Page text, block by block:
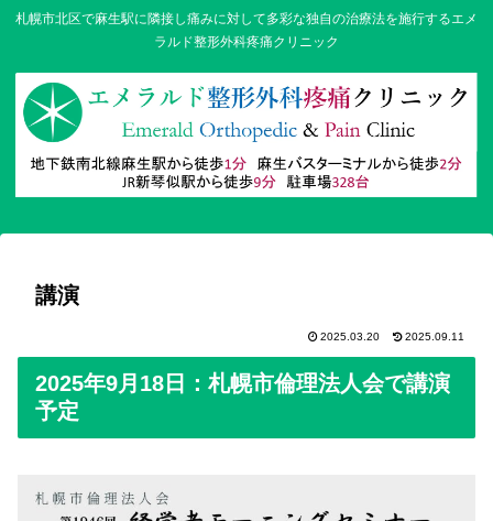
札幌市北区で麻生駅に隣接し痛みに対して多彩な独自の治療法を施行するエメ
ラルド整形外科疼痛クリニック
講演
2025.03.20 2025.09.11
2025年9月18日：札幌市倫理法人会で講演
予定